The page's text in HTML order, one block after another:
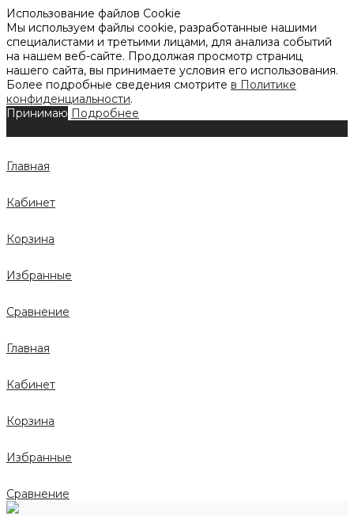
Использование файлов Cookie
Мы используем файлы cookie, разработанные нашими
специалистами и третьими лицами, для анализа событий
на нашем веб-сайте. Продолжая просмотр страниц
нашего сайта, вы принимаете условия его использования.
Более подробные сведения смотрите в Политике
конфиденциальности.
Принимаю Подробнее
Главная
Кабинет
Корзина
Избранные
Сравнение
Главная
Кабинет
Корзина
Избранные
Сравнение